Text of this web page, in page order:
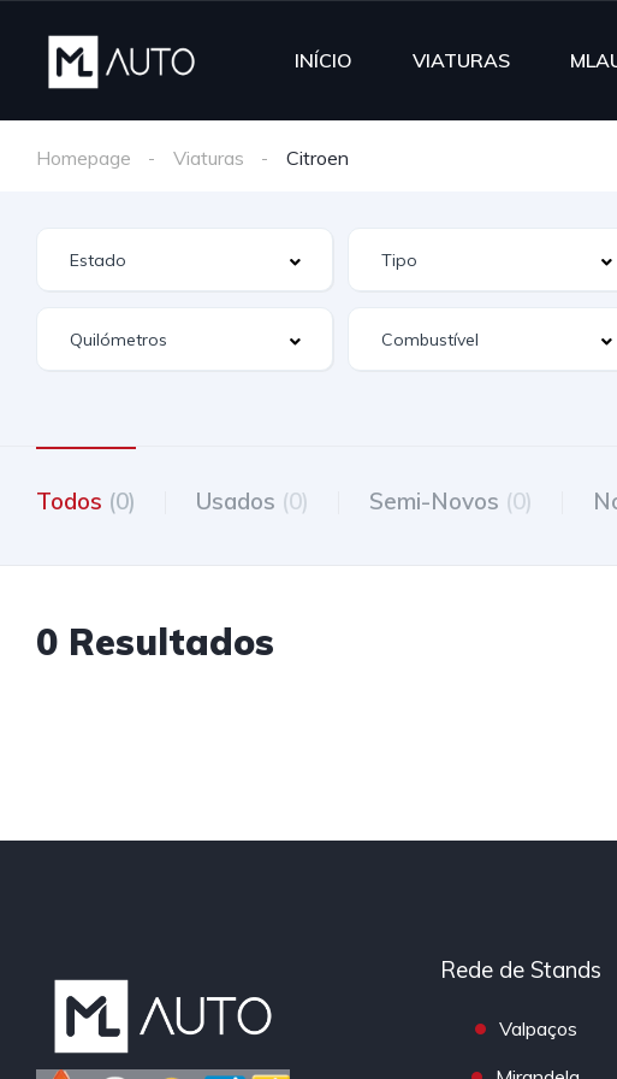
INÍCIO VIATURAS
Homepage Viaturas Citroen
Todos (0) Usados (0) Semi-Novos (0)
0 Resultados
Rede de Stands
Valpaços